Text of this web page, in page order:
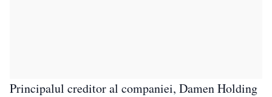
Principalul creditor al companiei, Damen Holding